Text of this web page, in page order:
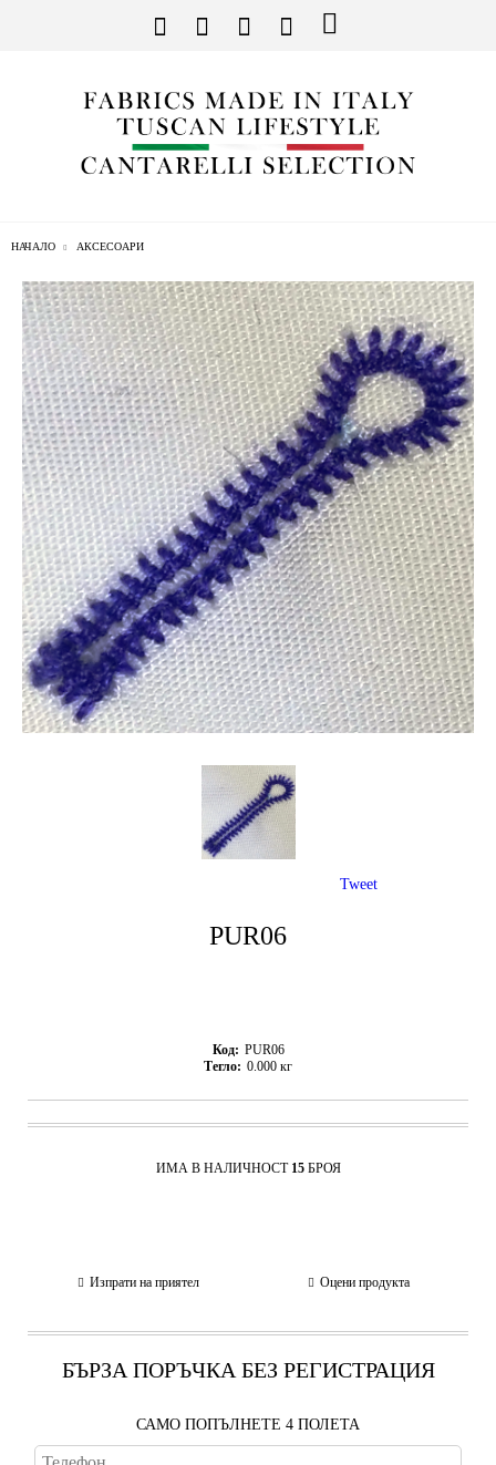
НАЧАЛО АКСЕСОАРИ
PUR06
Код: PUR06
Тегло: 0.000 кг
ИМА В НАЛИЧНОСТ 15БРОЯ
Изпрати на приятел Оцени продукта
БЪРЗА ПОРЪЧКА БЕЗ РЕГИСТРАЦИЯ
САМО ПОПЪЛНЕТЕ 4 ПОЛЕТА
Tweet